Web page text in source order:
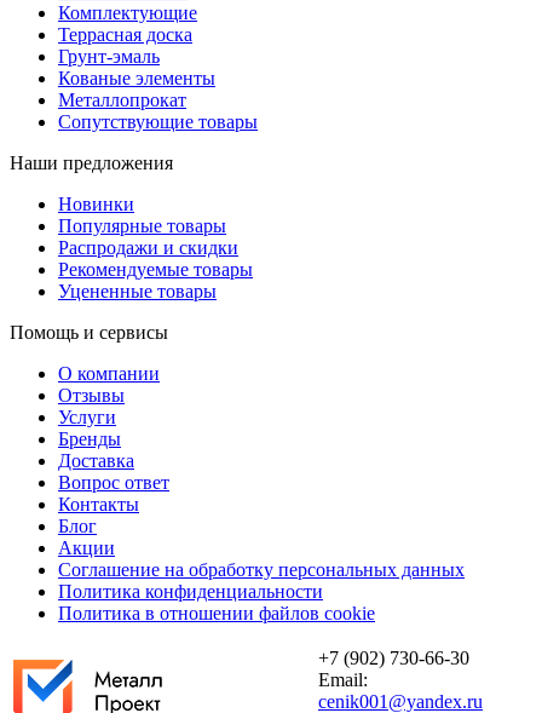
Комплектующие
Террасная доска
Грунт-эмаль
Кованые элементы
Металлопрокат
Сопутствующие товары
Наши предложения
Новинки
Популярные товары
Распродажи и скидки
Рекомендуемые товары
Уцененные товары
Помощь и сервисы
О компании
Отзывы
Услуги
Бренды
Доставка
Вопрос ответ
Контакты
Блог
Акции
Соглашение на обработку персональных данных
Политика конфиденциальности
Политика в отношении файлов cookie
+7 (902) 730-66-30
Email:
cenik001@yandex.ru